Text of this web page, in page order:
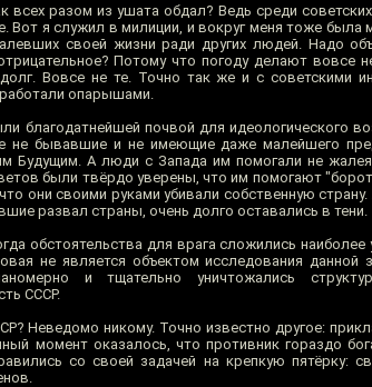
всех разом из ушата обдал? Ведь среди
Вот я служил в милиции, и вокруг меня тоже
своей жизни ради других людей. Надо
Потому что погоду делают вовсе
Вовсе не те. Точно так же и с советскими
работали опарышами.
благодатнейшей почвой для идеологического
не бывавшие и не имеющие даже малейшего
Будущим. А люди с Запада им помогали не
были твёрдо уверены, что им помогают
они своими руками убивали собственную
развал страны, очень долго оставались в тени.
обстоятельства для врага сложились
не является объектом исследования
и тщательно уничтожались
СССР.
Неведомо никому. Точно известно другое:
момент оказалось, что противник гораздо
со своей задачей на крепкую пятёрку: